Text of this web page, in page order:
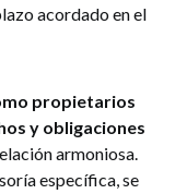
acordado en el
propietarios
y obligaciones
armoniosa.
específica, se